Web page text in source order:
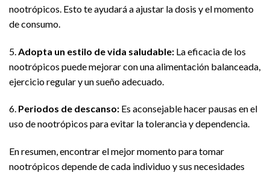
nootrópicos. Esto te ayudará a ajustar la dosis y el momento
de consumo.
5. Adopta un estilo de vida saludable: La eficacia de los
nootrópicos puede mejorar con una alimentación balanceada,
ejercicio regular y un sueño adecuado.
6. Periodos de descanso: Es aconsejable hacer pausas en el
uso de nootrópicos para evitar la tolerancia y dependencia.
En resumen, encontrar el mejor momento para tomar
nootrópicos depende de cada individuo y sus necesidades